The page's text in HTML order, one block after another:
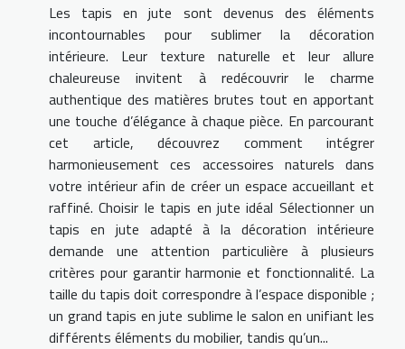
Les tapis en jute sont devenus des éléments
incontournables pour sublimer la décoration
intérieure. Leur texture naturelle et leur allure
chaleureuse invitent à redécouvrir le charme
authentique des matières brutes tout en apportant
une touche d’élégance à chaque pièce. En parcourant
cet article, découvrez comment intégrer
harmonieusement ces accessoires naturels dans
votre intérieur afin de créer un espace accueillant et
raffiné. Choisir le tapis en jute idéal Sélectionner un
tapis en jute adapté à la décoration intérieure
demande une attention particulière à plusieurs
critères pour garantir harmonie et fonctionnalité. La
taille du tapis doit correspondre à l’espace disponible ;
un grand tapis en jute sublime le salon en unifiant les
différents éléments du mobilier, tandis qu’un...